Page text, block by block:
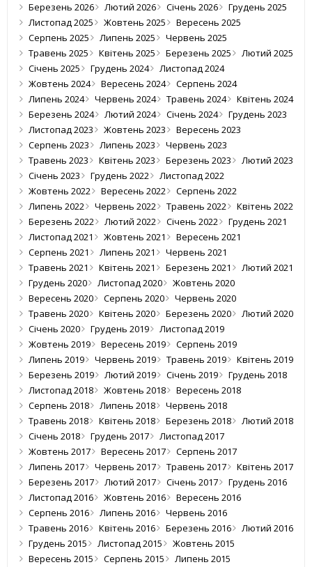
Березень 2026 Лютий 2026 Січень 2026
Грудень 2025
Листопад 2025
Жовтень 2025
Вересень 2025
Серпень 2025
Липень 2025
Червень 2025
Травень 2025
Квітень 2025 Березень 2025
Лютий 2025
Січень 2025
Грудень 2024
Листопад 2024
Жовтень 2024
Вересень 2024
Серпень 2024
Липень 2024
Червень 2024 Травень 2024
Квітень 2024
Березень 2024
Лютий 2024 Січень 2024
Грудень 2023
Листопад 2023
Жовтень 2023
Вересень 2023
Серпень 2023
Липень 2023
Червень 2023
Травень 2023
Квітень 2023 Березень 2023
Лютий 2023
Січень 2023
Грудень 2022
Листопад 2022
Жовтень 2022
Вересень 2022
Серпень 2022
Липень 2022
Червень 2022 Травень 2022
Квітень 2022
Березень 2022
Лютий 2022 Січень 2022
Грудень 2021
Листопад 2021
Жовтень 2021
Вересень 2021
Серпень 2021
Липень 2021
Червень 2021
Травень 2021
Квітень 2021 Березень 2021
Лютий 2021
Грудень 2020
Листопад 2020
Жовтень 2020
Вересень 2020
Серпень 2020
Червень 2020
Травень 2020
Квітень 2020 Березень 2020
Лютий 2020
Січень 2020
Грудень 2019
Листопад 2019
Жовтень 2019
Вересень 2019
Серпень 2019
Липень 2019
Червень 2019 Травень 2019
Квітень 2019
Березень 2019
Лютий 2019 Січень 2019
Грудень 2018
Листопад 2018
Жовтень 2018
Вересень 2018
Серпень 2018
Липень 2018
Червень 2018
Травень 2018
Квітень 2018 Березень 2018
Лютий 2018
Січень 2018
Грудень 2017
Листопад 2017
Жовтень 2017
Вересень 2017
Серпень 2017
Липень 2017
Червень 2017 Травень 2017
Квітень 2017
Березень 2017
Лютий 2017 Січень 2017
Грудень 2016
Листопад 2016
Жовтень 2016
Вересень 2016
Серпень 2016
Липень 2016
Червень 2016
Травень 2016
Квітень 2016 Березень 2016
Лютий 2016
Грудень 2015
Листопад 2015
Жовтень 2015
Вересень 2015
Серпень 2015
Липень 2015